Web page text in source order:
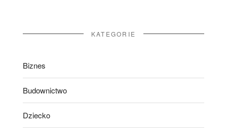
KATEGORIE
Biznes
Budownictwo
Dziecko